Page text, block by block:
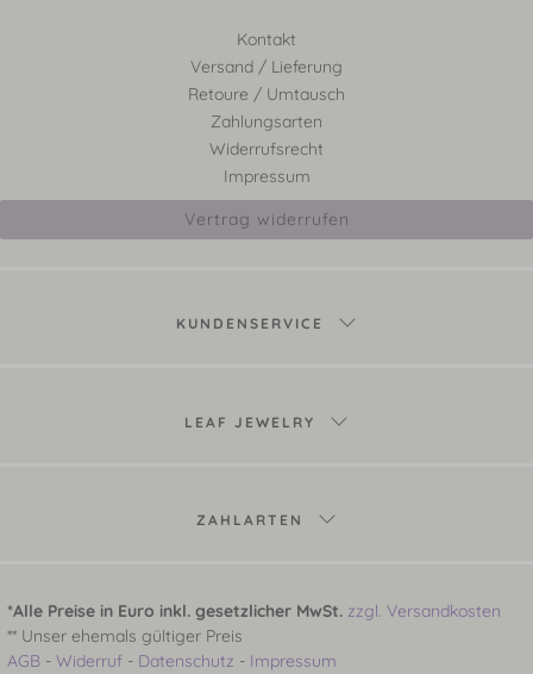
Kontakt
Versand / Lieferung
Retoure / Umtausch
Zahlungsarten
Widerrufsrecht
Impressum
Vertrag widerrufen
KUNDENSERVICE
LEAF JEWELRY
ZAHLARTEN
*Alle Preise in Euro inkl. gesetzlicher MwSt. zzgl. Versandkosten
** Unser ehemals gültiger Preis
AGB - Widerruf - Datenschutz - Impressum